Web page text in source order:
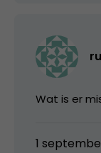
Wat is er
1